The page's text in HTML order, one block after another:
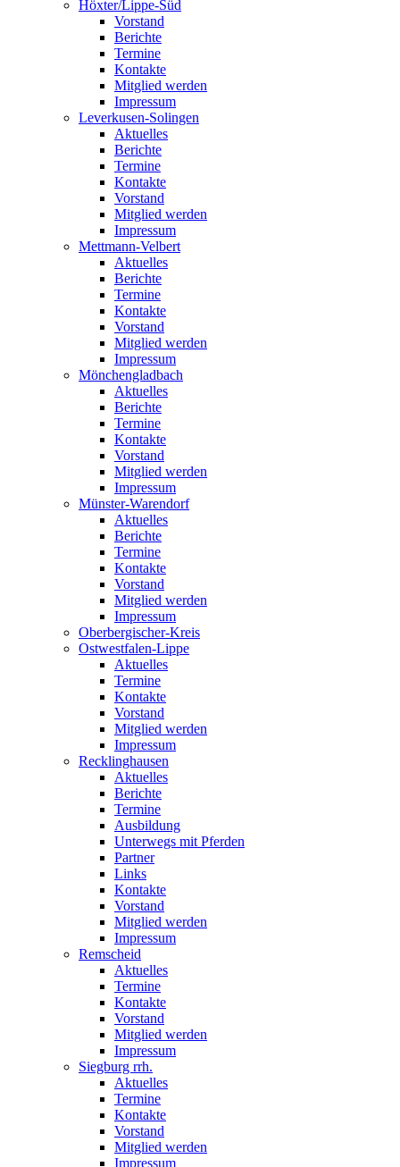
Höxter/Lippe-Süd
Vorstand
Berichte
Termine
Kontakte
Mitglied werden
Impressum
Leverkusen-Solingen
Aktuelles
Berichte
Termine
Kontakte
Vorstand
Mitglied werden
Impressum
Mettmann-Velbert
Aktuelles
Berichte
Termine
Kontakte
Vorstand
Mitglied werden
Impressum
Mönchengladbach
Aktuelles
Berichte
Termine
Kontakte
Vorstand
Mitglied werden
Impressum
Münster-Warendorf
Aktuelles
Berichte
Termine
Kontakte
Vorstand
Mitglied werden
Impressum
Oberbergischer-Kreis
Ostwestfalen-Lippe
Aktuelles
Termine
Kontakte
Vorstand
Mitglied werden
Impressum
Recklinghausen
Aktuelles
Berichte
Termine
Ausbildung
Unterwegs mit Pferden
Partner
Links
Kontakte
Vorstand
Mitglied werden
Impressum
Remscheid
Aktuelles
Termine
Kontakte
Vorstand
Mitglied werden
Impressum
Siegburg rrh.
Aktuelles
Termine
Kontakte
Vorstand
Mitglied werden
Impressum